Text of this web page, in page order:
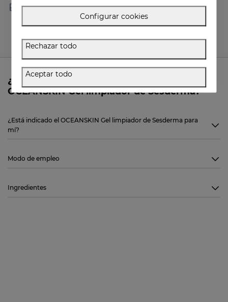
Envíos gratis a partir de 30 €
Entrega en 24 - 72 horas
¿Necesitas más información sobre
OCEANSKIN Gel limpiador de Sesderma?
¿Está indicado el OCEANSKIN Gel limpiador de Sesderma para
mí?
Modo de empleo
Ingredientes
Configurar cookies
Rechazar todo
Aceptar todo